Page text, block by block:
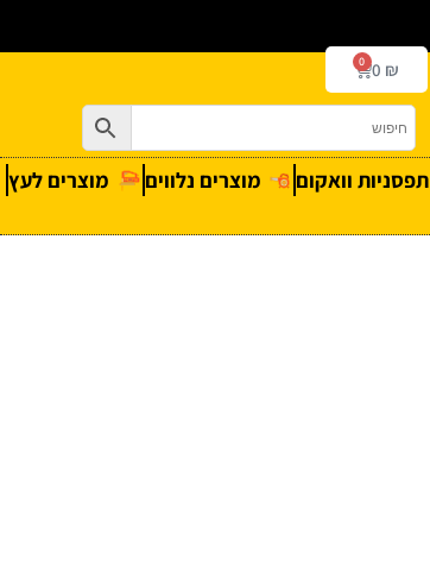
0 ₪
0
תפסניות וואקום מוצרים נלווים
מוצרים לעץ